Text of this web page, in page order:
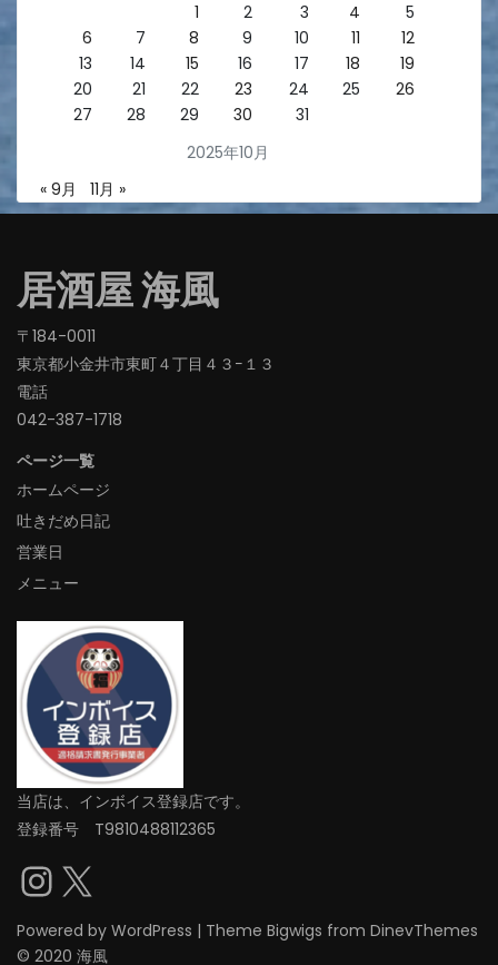
2025年10月
1
2 3 4
5
6
7 8 9 10 11
12
13
14 15 16 17 18
19
20
21 22 23 24 25
26
27
28 29 30 31
« 9月 11月 »
居酒屋 海風
〒184-0011
東京都小金井市東町４丁目４３−１３
電話
042-387-1718‬
ページ一覧
ホームページ
吐きだめ日記
営業日
メニュー
当店は、インボイス登録店です。
登録番号 T9810488112365
Instagram
X
Powered by WordPress | Theme Bigwigs from DinevThemes
© 2020 海風